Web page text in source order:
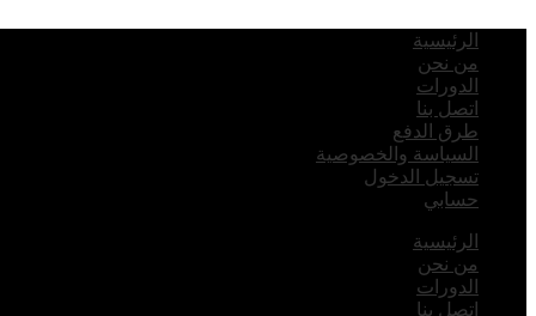
الرئيسية
من نحن
الدورات
اتصل بنا
طرق الدفع
السياسة والخصوصية
تسجيل الدخول
حسابي
الرئيسية
من نحن
الدورات
اتصل بنا